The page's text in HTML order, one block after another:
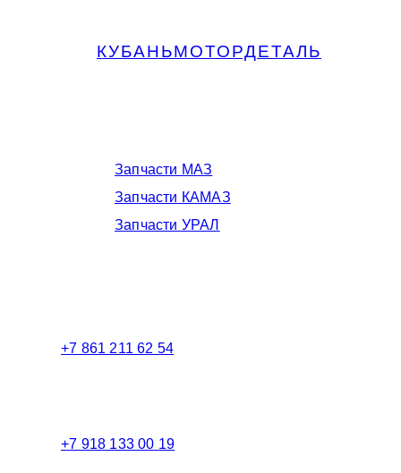
КУБАНЬМОТОРДЕТАЛЬ
Запчасти МАЗ
Запчасти КАМАЗ
Запчасти УРАЛ
+7 861 211 62 54
+7 918 133 00 19